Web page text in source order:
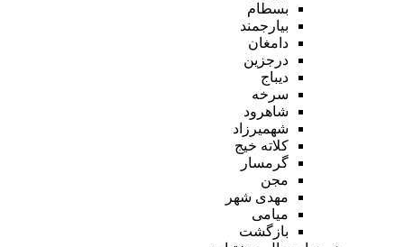
بسطام
بیارجمند
دامغان
درجزین
دیباج
سرخه
شاهرود
شهمیرزاد
کلاته خیج
گرمسار
مجن
مهدی شهر
میامی
بازگشت